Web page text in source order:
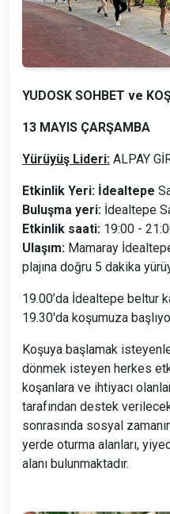
YUDOSK SOHBET ve
13 MAYIS ÇARŞAMBA
Yürüyüş Lideri: ALPAY
Etkinlik Yeri: İdealtepe
Buluşma yeri: İdealtepe
Etkinlik saati: 19:00 -
Ulaşım: Mamaray
plajına doğru 5 dakika
19.00’da İdealtepe beltur
19.30'da koşumuza
Koşuya başlamak
dönmek isteyen herkes
koşanlara ve ihtiyacı
tarafından destek
sonrasında sosyal
yerde oturma alanları,
alanı bulunmaktadır.